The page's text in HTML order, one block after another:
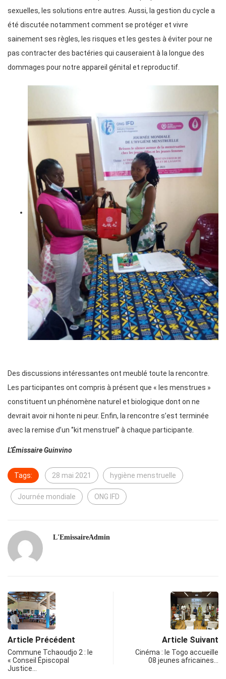
sexuelles, les solutions entre autres. Aussi, la gestion du cycle a
été discutée notamment comment se protéger et vivre
sainement ses règles, les risques et les gestes à éviter pour ne
pas contracter des bactéries qui causeraient à la longue des
dommages pour notre appareil génital et reproductif.
Des discussions intéressantes ont meublé toute la rencontre.
Les participantes ont compris à présent que « les menstrues »
constituent un phénomène naturel et biologique dont on ne
devrait avoir ni honte ni peur. Enfin, la rencontre s’est terminée
avec la remise d’un ‘’kit menstruel’’ à chaque participante.
L’Émissaire Guinvino
Tags: 28 mai 2021 hygiène menstruelle
Journée mondiale ONG IFD
L'EmissaireAdmin
Article Précédent
Commune Tchaoudjo 2 : le
« Conseil Épiscopal
Justice…
Article Suivant
Cinéma : le Togo accueille
08 jeunes africaines…